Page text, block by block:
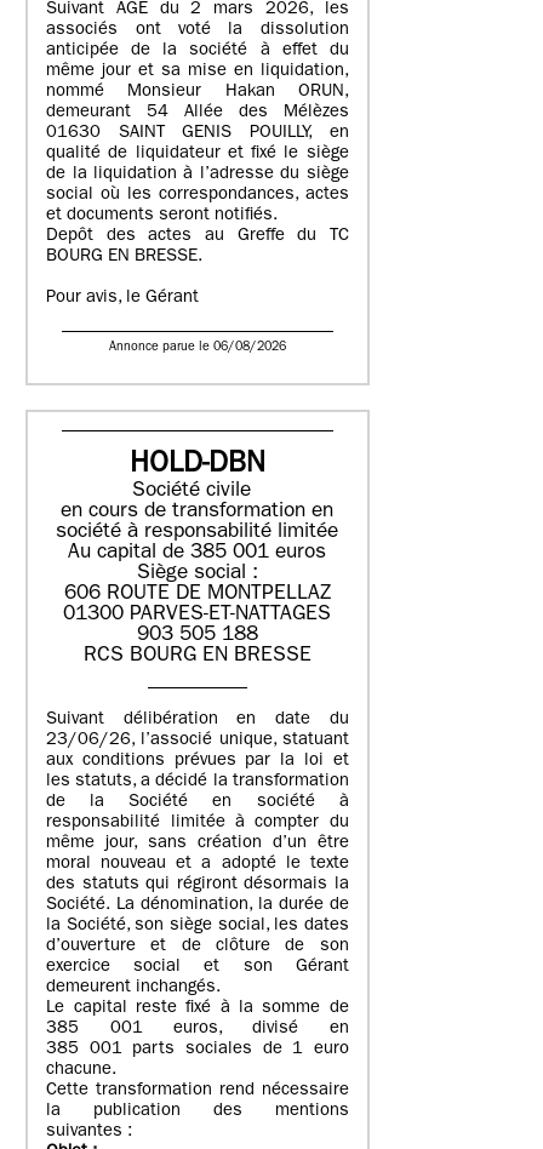
Suivant AGE du 2 mars 2026, les
associés ont voté la dissolution
anticipée de la société à effet du
même jour et sa mise en liquidation,
nommé Monsieur Hakan ORUN,
demeurant 54 Allée des Mélèzes
01630 SAINT GENIS POUILLY, en
qualité de liquidateur et fixé le siège
de la liquidation à l’adresse du siège
social où les correspondances, actes
et documents seront notifiés.
Depôt des actes au Greffe du TC
BOURG EN BRESSE.
Pour avis, le Gérant
Annonce parue le 06/08/2026
HOLD-DBN
Société civile
en cours de transformation en
société à responsabilité limitée
Au capital de 385 001 euros
Siège social :
606 ROUTE DE MONTPELLAZ
01300 PARVES-ET-NATTAGES
903 505 188
RCS BOURG EN BRESSE
Suivant délibération en date du
23/06/26, l’associé unique, statuant
aux conditions prévues par la loi et
les statuts, a décidé la transformation
de la Société en société à
responsabilité limitée à compter du
même jour, sans création d’un être
moral nouveau et a adopté le texte
des statuts qui régiront désormais la
Société. La dénomination, la durée de
la Société, son siège social, les dates
d’ouverture et de clôture de son
exercice social et son Gérant
demeurent inchangés.
Le capital reste fixé à la somme de
385 001 euros, divisé en
385 001 parts sociales de 1 euro
chacune.
Cette transformation rend nécessaire
la publication des mentions
suivantes :